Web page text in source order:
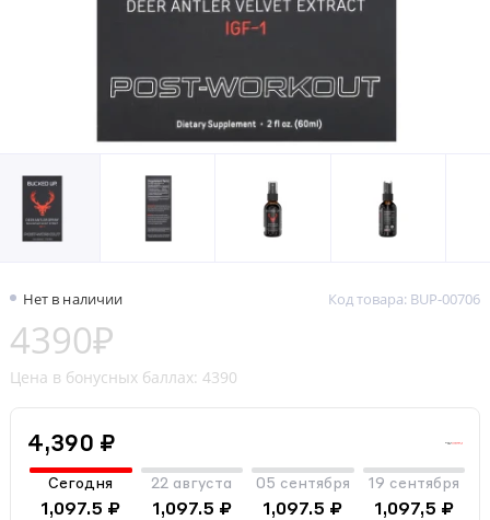
Нет в наличии Код товара: BUP-00706
4390₽
Цена в бонусных баллах: 4390
4,390 ₽
Сегодня
1,097.5 ₽
22 августа
1,097.5 ₽
05 сентября
1,097.5 ₽
19 сентября
1,097,5 ₽